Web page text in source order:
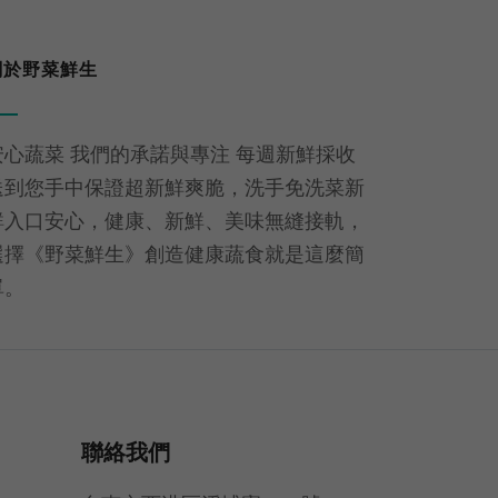
野菜鮮生
心蔬菜 我們的承諾與專注 每週新鮮採收
到您手中保證超新鮮爽脆，洗手免洗菜新
入口安心，健康、新鮮、美味無縫接軌，
擇《野菜鮮生》創造健康蔬食就是這麼簡
聯絡我們